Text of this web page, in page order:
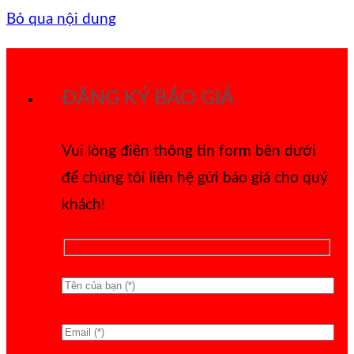
Bỏ qua nội dung
ĐĂNG KÝ BÁO GIÁ
Vui lòng điền thông tin form bên dưới
để chúng tôi liên hệ gửi báo giá cho quý
khách!